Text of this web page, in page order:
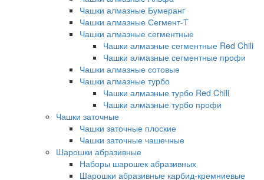
Чашки алмазные Бумеранг
Чашки алмазные Сегмент-Т
Чашки алмазные сегментные
Чашки алмазные сегментные Red Chili
Чашки алмазные сегментные профи
Чашки алмазные сотовые
Чашки алмазные турбо
Чашки алмазные турбо Red Chili
Чашки алмазные турбо профи
Чашки заточные
Чашки заточные плоские
Чашки заточные чашечные
Шарошки абразивные
Наборы шарошек абразивных
Шарошки абразивные карбид-кремниевые